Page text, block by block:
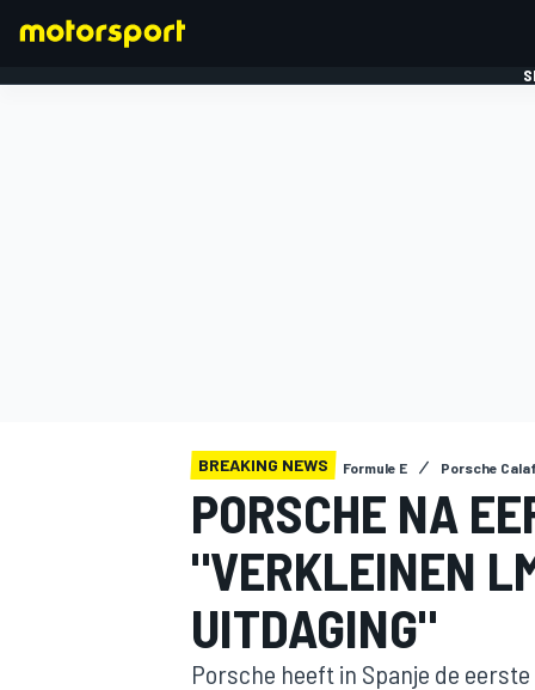
BREAKING NEWS Formule E Porsche
PORSCHE NA
"VERKLEINEN
UITDAGING"
Porsche heeft in Spanje de